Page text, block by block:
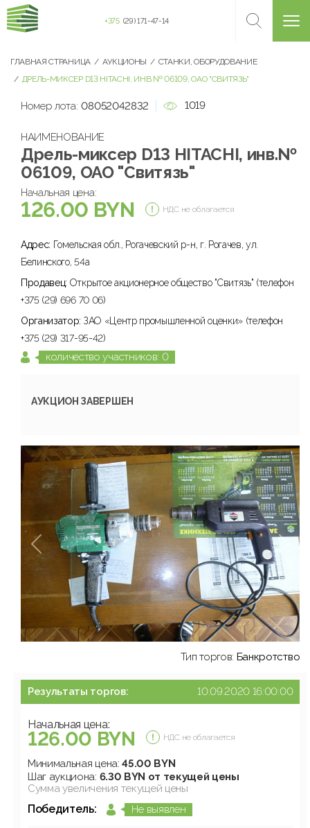
+375 (29) 171-47-14
ГЛАВНАЯ СТРАНИЦА АУКЦИОНЫ
СТАНКИ, ОБОРУДОВАНИЕ
ДРЕЛЬ-МИКСЕР D13 HITACHI, ИНВ.№ 06109, ОАО "СВИТЯЗЬ"
Номер лота: 08052042832 1019
НАИМЕНОВАНИЕ
Дрель-миксер D13 HITACHI, инв.№
06109, ОАО "Свитязь"
Начальная цена:
126.00 BYN НДС не облагается
Адрес: Гомельская обл., Рогачевский р-н, г. Рогачев, ул.
Белинского, 54а
Продавец: Открытое акционерное общество "Свитязь" (телефон
+375 (29) 696 70 06)
Организатор: ЗАО «Центр промышленной оценки» (телефон
+375 (29) 317-95-42)
количество участников: 0
АУКЦИОН ЗАВЕРШЕН
Тип торгов: Банкротство
Результаты торгов: 10.09.2020 16:00:00
Начальная цена:
126.00 BYN НДС не облагается
Минимальная цена:45.00 BYN
Шаг аукциона: 6.30 BYN от текущей цены
Сумма увеличения текущей цены
Победитель: Не выявлен